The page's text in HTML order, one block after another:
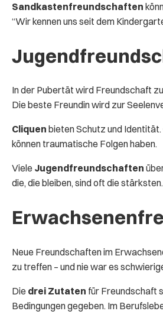
Sandkastenfreundschaften
“Wir kennen uns seit dem
In der Pubertät wird Freundschaft
Die beste Freundin wird zur
Cliquen bieten Schutz und
können traumatische Folgen haben.
Viele Jugendfreundschaften
die, die bleiben, sind oft die stärksten.
Neue Freundschaften im
zu treffen – und nie war es
Die drei Zutaten für Freundschaft
Bedingungen gegeben. Im